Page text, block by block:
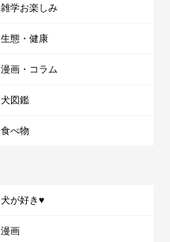
雑学お楽しみ
生態・健康
漫画・コラム
犬図鑑
食べ物
犬が好き♥
漫画